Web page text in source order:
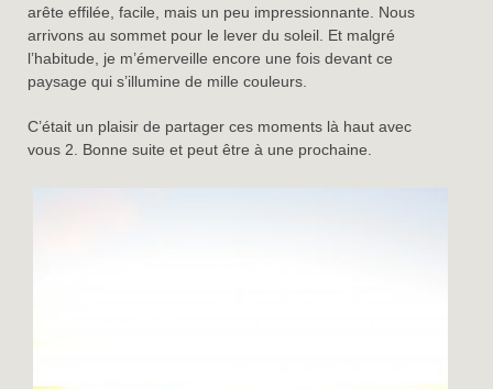
arête effilée, facile, mais un peu impressionnante. Nous
arrivons au sommet pour le lever du soleil. Et malgré
l’habitude, je m’émerveille encore une fois devant ce
paysage qui s’illumine de mille couleurs.
C’était un plaisir de partager ces moments là haut avec
vous 2. Bonne suite et peut être à une prochaine.